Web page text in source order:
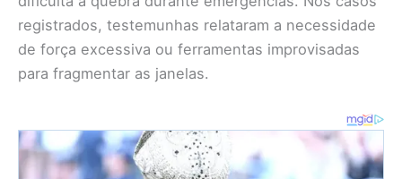
registrados, testemunhas relataram a necessidade
de força excessiva ou ferramentas improvisadas
para fragmentar as janelas.